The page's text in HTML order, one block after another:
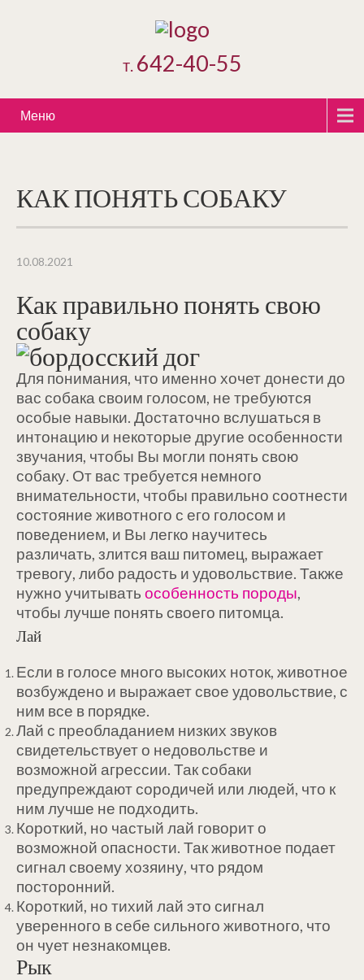
т. 642-40-55
Меню
КАК ПОНЯТЬ СОБАКУ
10.08.2021
Как правильно понять свою
собаку
Для понимания, что именно хочет донести до
вас собака своим голосом, не требуются
особые навыки. Достаточно вслушаться в
интонацию и некоторые другие особенности
звучания, чтобы Вы могли понять свою
собаку. От вас требуется немного
внимательности, чтобы правильно соотнести
состояние животного с его голосом и
поведением, и Вы легко научитесь
различать, злится ваш питомец, выражает
тревогу, либо радость и удовольствие. Также
нужно учитывать особенность породы,
чтобы лучше понять своего питомца.
Лай
Если в голосе много высоких ноток, животное
возбуждено и выражает свое удовольствие, с
ним все в порядке.
Лай с преобладанием низких звуков
свидетельствует о недовольстве и
возможной агрессии. Так собаки
предупреждают сородичей или людей, что к
ним лучше не подходить.
Короткий, но частый лай говорит о
возможной опасности. Так животное подает
сигнал своему хозяину, что рядом
посторонний.
Короткий, но тихий лай это сигнал
уверенного в себе сильного животного, что
он чует незнакомцев.
Рык